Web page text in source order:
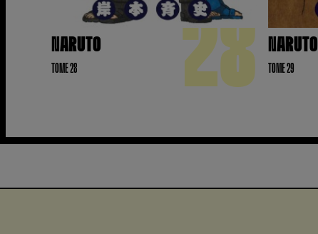
NARUTO
TOME 28 28 NARUTO
TOME 29